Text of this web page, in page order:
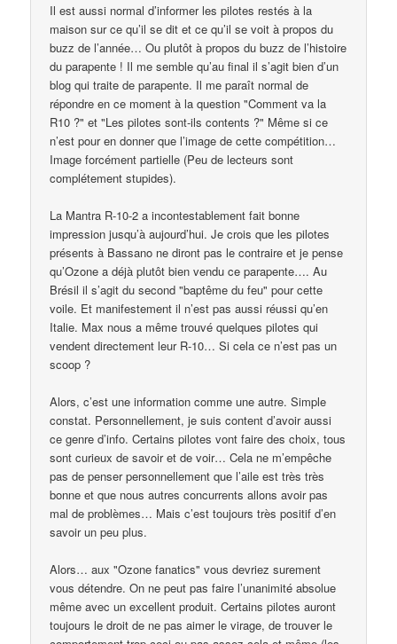
Il est aussi normal d’informer les pilotes restés à la
maison sur ce qu’il se dit et ce qu’il se voit à propos du
buzz de l’année… Ou plutôt à propos du buzz de l’histoire
du parapente ! Il me semble qu’au final il s’agit bien d’un
blog qui traite de parapente. Il me paraît normal de
répondre en ce moment à la question "Comment va la
R10 ?" et "Les pilotes sont-ils contents ?" Même si ce
n’est pour en donner que l’image de cette compétition…
Image forcément partielle (Peu de lecteurs sont
complétement stupides).
La Mantra R-10-2 a incontestablement fait bonne
impression jusqu’à aujourd’hui. Je crois que les pilotes
présents à Bassano ne diront pas le contraire et je pense
qu’Ozone a déjà plutôt bien vendu ce parapente…. Au
Brésil il s’agit du second "baptême du feu" pour cette
voile. Et manifestement il n’est pas aussi réussi qu’en
Italie. Max nous a même trouvé quelques pilotes qui
vendent directement leur R-10… Si cela ce n’est pas un
scoop ?
Alors, c’est une information comme une autre. Simple
constat. Personnellement, je suis content d’avoir aussi
ce genre d’info. Certains pilotes vont faire des choix, tous
sont curieux de savoir et de voir… Cela ne m’empêche
pas de penser personnellement que l’aile est très très
bonne et que nous autres concurrents allons avoir pas
mal de problèmes… Mais c’est toujours très positif d’en
savoir un peu plus.
Alors… aux "Ozone fanatics" vous devriez surement
vous détendre. On ne peut pas faire l’unanimité absolue
même avec un excellent produit. Certains pilotes auront
toujours le droit de ne pas aimer le virage, de trouver le